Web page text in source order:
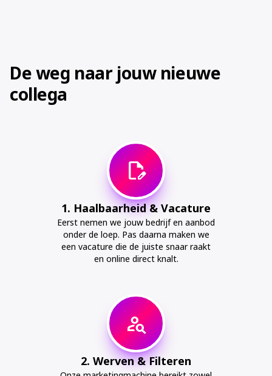
De weg naar jouw nieuwe
collega
edit_document
1. Haalbaarheid & Vacature
Eerst nemen we jouw bedrijf en aanbod
onder de loep. Pas daarna maken we
een vacature die de juiste snaar raakt
en online direct knalt.
person_search
2. Werven & Filteren